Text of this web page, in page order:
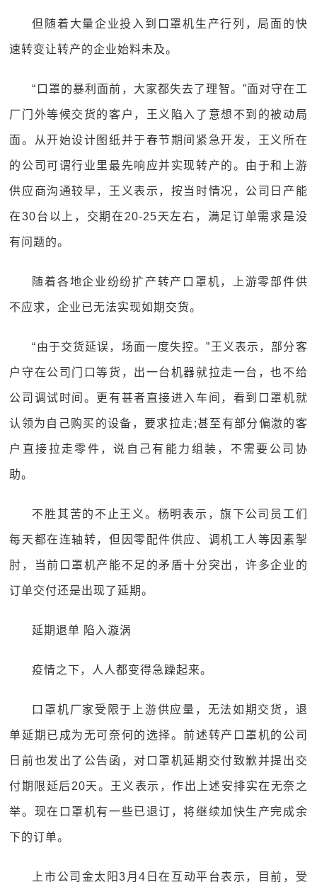
但随着大量企业投入到口罩机生产行列，局面的快
速转变让转产的企业始料未及。
“口罩的暴利面前，大家都失去了理智。”面对守在工
厂门外等候交货的客户，王义陷入了意想不到的被动局
面。从开始设计图纸并于春节期间紧急开发，王义所在
的公司可谓行业里最先响应并实现转产的。由于和上游
供应商沟通较早，王义表示，按当时情况，公司日产能
在30台以上，交期在20-25天左右，满足订单需求是没
有问题的。
随着各地企业纷纷扩产转产口罩机，上游零部件供
不应求，企业已无法实现如期交货。
“由于交货延误，场面一度失控。”王义表示，部分客
户守在公司门口等货，出一台机器就拉走一台，也不给
公司调试时间。更有甚者直接进入车间，看到口罩机就
认领为自己购买的设备，要求拉走;甚至有部分偏激的客
户直接拉走零件，说自己有能力组装，不需要公司协
助。
不胜其苦的不止王义。杨明表示，旗下公司员工们
每天都在连轴转，但因零配件供应、调机工人等因素掣
肘，当前口罩机产能不足的矛盾十分突出，许多企业的
订单交付还是出现了延期。
延期退单 陷入漩涡
疫情之下，人人都变得急躁起来。
口罩机厂家受限于上游供应量，无法如期交货，退
单延期已成为无可奈何的选择。前述转产口罩机的公司
日前也发出了公告函，对口罩机延期交付致歉并提出交
付期限延后20天。王义表示，作出上述安排实在无奈之
举。现在口罩机有一些已退订，将继续加快生产完成余
下的订单。
上市公司金太阳3月4日在互动平台表示，目前，受